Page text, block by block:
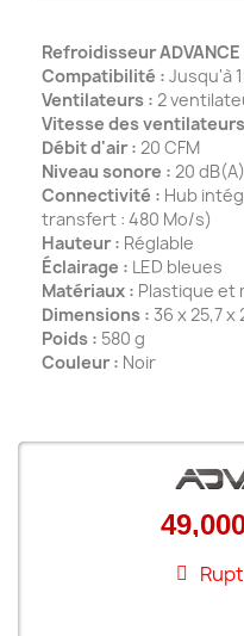
Refroidisseur
Compatibilité : Jusqu'à
Ventilateurs : 2
Vitesse des
Débit d'air : 20 CFM
Niveau sonore : 20 dB(A)
Connectivité : Hub
transfert : 480 Mo/s)
Hauteur : Réglable
Éclairage : LED bleues
Matériaux : Plastique et
Dimensions : 36 x 25,7 x
Poids : 580 g
Couleur : Noir